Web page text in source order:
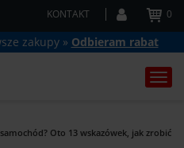
KONTAKT 0
zakupy » Odbieram rabat
Oto 13 wskazówek, jak zrobić